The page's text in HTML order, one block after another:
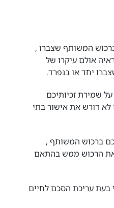
המשותף שצברו ,
אולם עיקרו של
יחד או בנפרד.
שמירת זכיותיכם
דורש את אישור בתי
ברכוש המשותף ,
את הרכוש ממש בהתאם
בעת עריכת הסכם לחיים